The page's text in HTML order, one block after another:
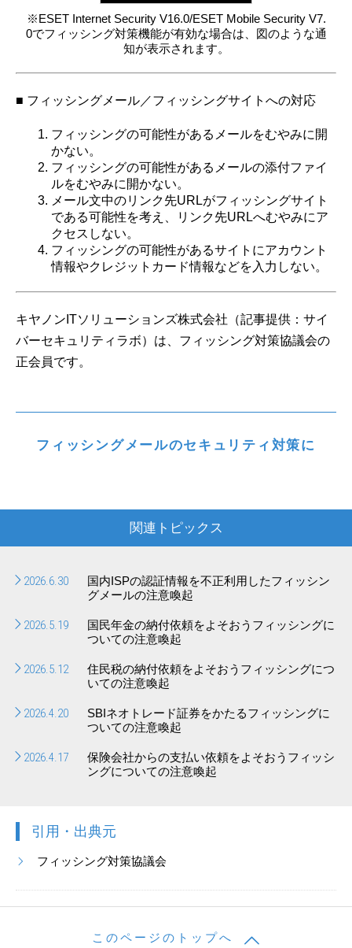
※ESET Internet Security V16.0/ESET Mobile Security V7.
0でフィッシング対策機能が有効な場合は、図のような通
知が表示されます。
■ フィッシングメール／フィッシングサイトへの対応
フィッシングの可能性があるメールをむやみに開
かない。
フィッシングの可能性があるメールの添付ファイ
ルをむやみに開かない。
メール文中のリンク先URLがフィッシングサイト
である可能性を考え、リンク先URLへむやみにア
クセスしない。
フィッシングの可能性があるサイトにアカウント
情報やクレジットカード情報などを入力しない。
キヤノンITソリューションズ株式会社（記事提供：サイ
バーセキュリティラボ）は、フィッシング対策協議会の
正会員です。
フィッシングメールのセキュリティ対策に
関連トピックス
2026.6.30
国内ISPの認証情報を不正利用したフィッシン
グメールの注意喚起
2026.5.19
国民年金の納付依頼をよそおうフィッシングに
ついての注意喚起
2026.5.12
住民税の納付依頼をよそおうフィッシングにつ
いての注意喚起
2026.4.20
SBIネオトレード証券をかたるフィッシングに
ついての注意喚起
2026.4.17
保険会社からの支払い依頼をよそおうフィッシ
ングについての注意喚起
引用・出典元
フィッシング対策協議会
このページのトップへ